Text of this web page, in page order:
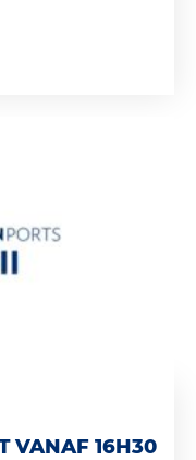
VANAF 16H30